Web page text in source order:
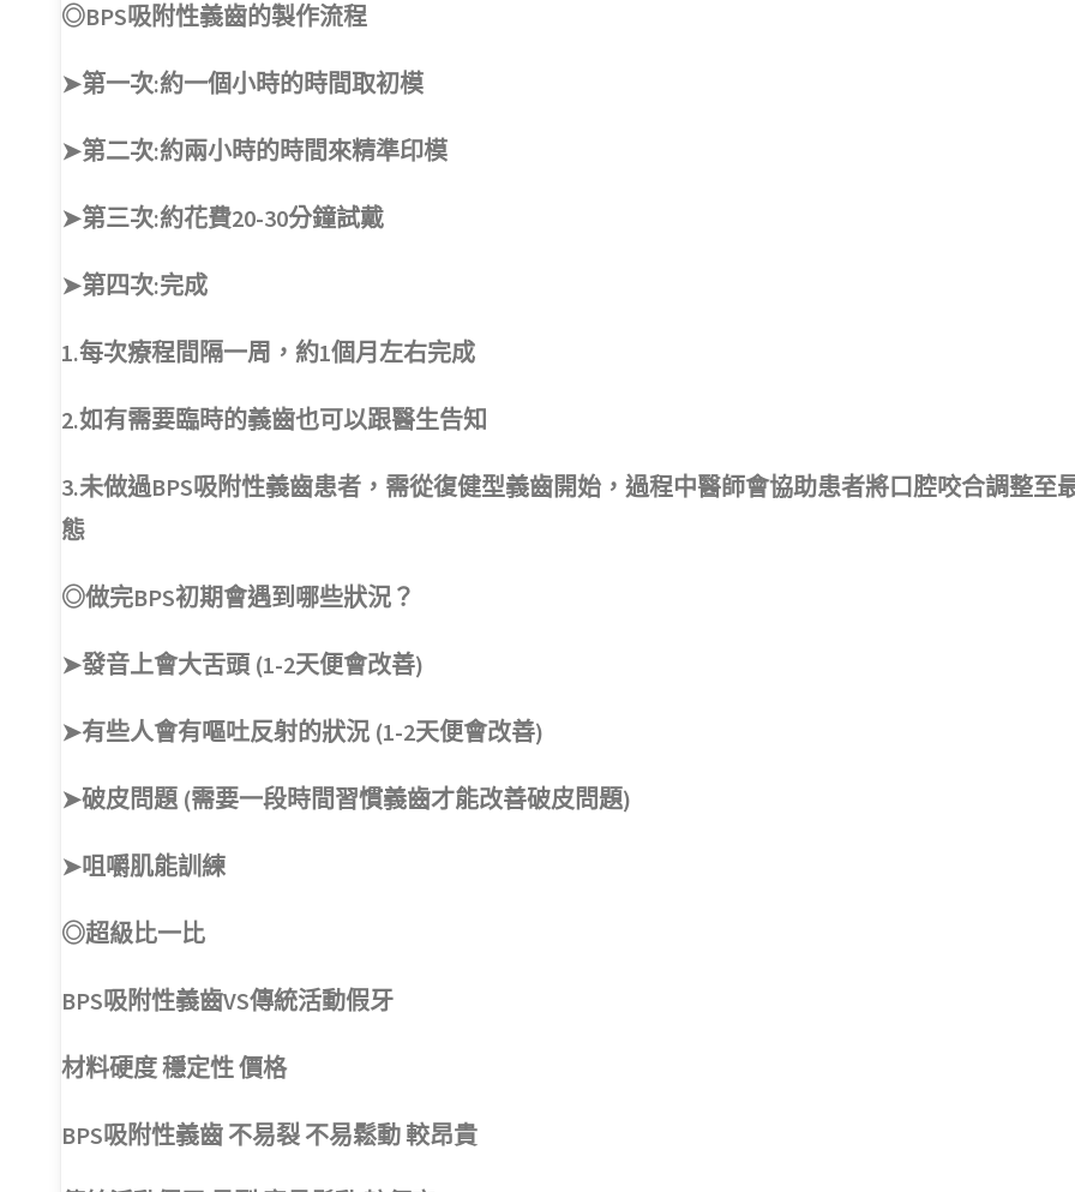
◎BPS吸附性義齒的製作流程
➤第一次:約一個小時的時間取初模
➤第二次:約兩小時的時間來精準印模
➤第三次:約花費20-30分鐘試戴
➤第四次:完成
1.每次療程間隔一周，約1個月左右完成
2.如有需要臨時的義齒也可以跟醫生告知
3.未做過BPS吸附性義齒患者，需從復健型義齒開始，過程中醫師會協助患者將口腔咬合調整至
態
◎做完BPS初期會遇到哪些狀況？
➤發音上會大舌頭 (1-2天便會改善)
➤有些人會有嘔吐反射的狀況 (1-2天便會改善)
➤破皮問題 (需要一段時間習慣義齒才能改善破皮問題)
➤咀嚼肌能訓練
◎超級比一比
BPS吸附性義齒VS傳統活動假牙
材料硬度 穩定性 價格
BPS吸附性義齒 不易裂 不易鬆動 較昂貴